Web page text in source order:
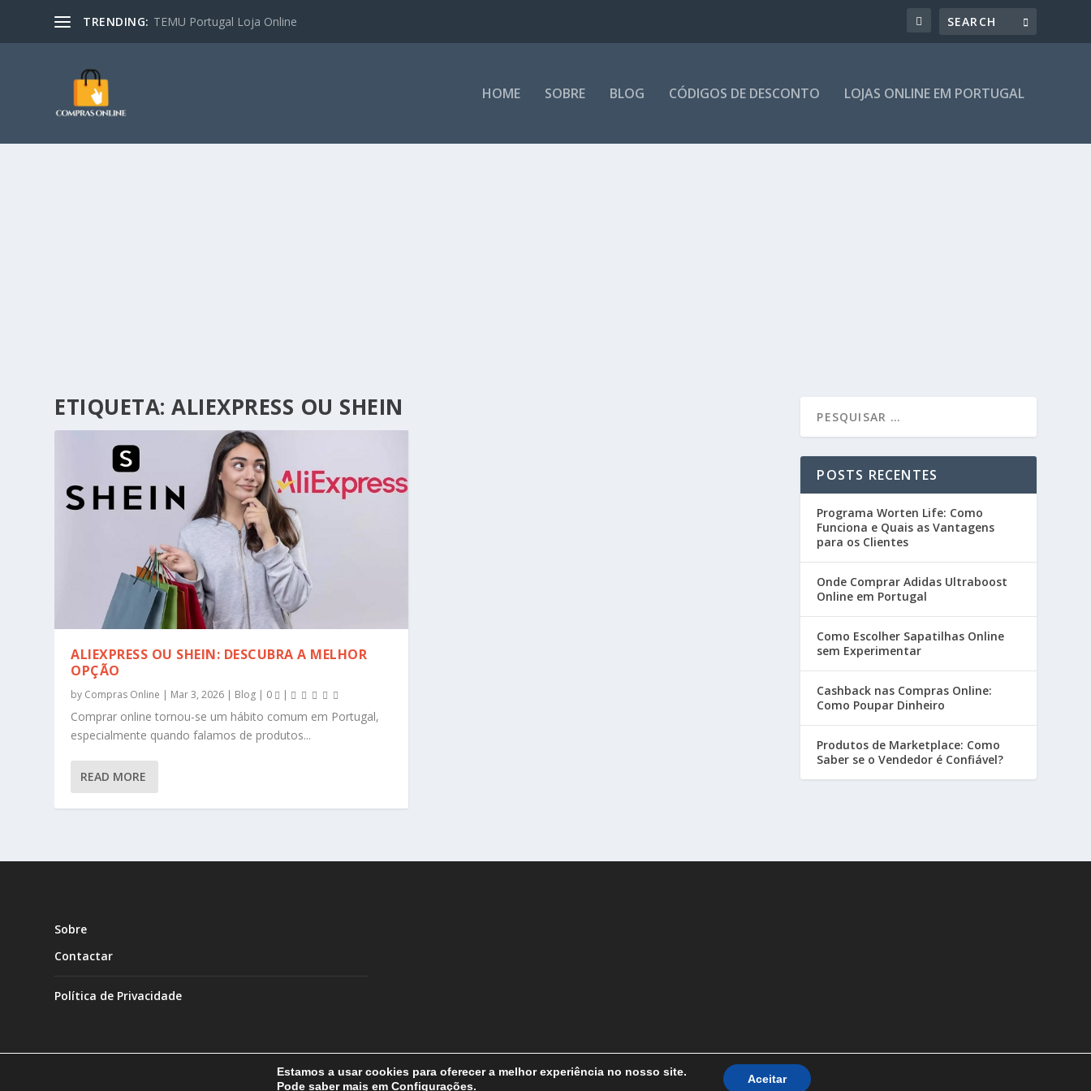
TRENDING: TEMU Portugal Loja Online
HOME SOBRE BLOG CÓDIGOS DE DESCONTO LOJAS ONLINE EM PORTUGAL
ETIQUETA:ALIEXPRESS OU SHEIN
ALIEXPRESS OU SHEIN: DESCUBRA A MELHOR
OPÇÃO
by Compras Online | Mar 3, 2026 | Blog | 0 |
Comprar online tornou-se um hábito comum em Portugal,
especialmente quando falamos de produtos...
READ MORE
POSTS RECENTES
Programa Worten Life: Como
Funciona e Quais as Vantagens
para os Clientes
Onde Comprar Adidas Ultraboost
Online em Portugal
Como Escolher Sapatilhas Online
sem Experimentar
Cashback nas Compras Online:
Como Poupar Dinheiro
Produtos de Marketplace: Como
Saber se o Vendedor é Confiável?
Sobre
Contactar
Política de Privacidade
Estamos a usar cookies para oferecer a melhor experiência no nosso site.
Pode saber mais emConfigurações.
Aceitar